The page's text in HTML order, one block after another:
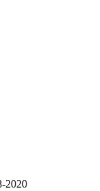
2020